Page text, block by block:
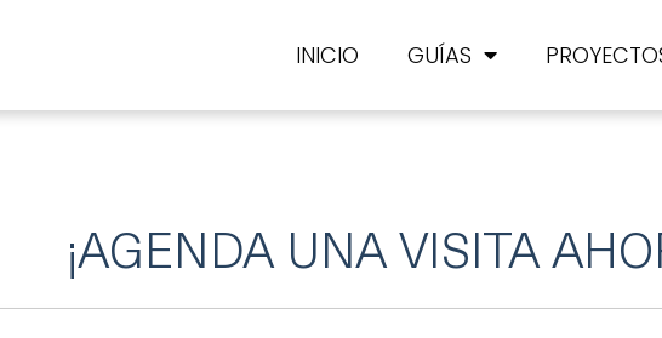
INICIO GUÍAS
¡AGENDA UNA VISITA